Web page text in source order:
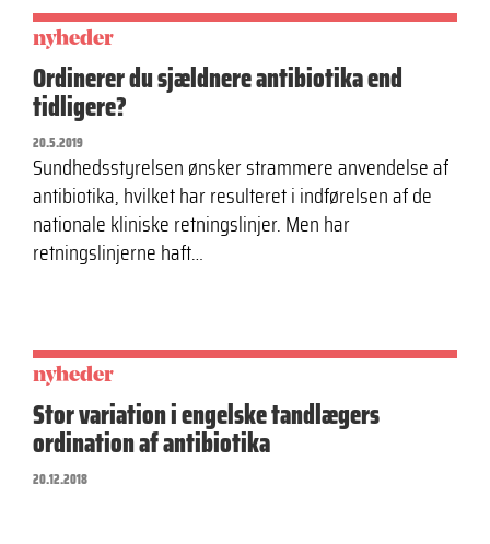
nyheder
Ordinerer du sjældnere antibiotika end
tidligere?
20.5.2019
Sundhedsstyrelsen ønsker strammere anvendelse af
antibiotika, hvilket har resulteret i indførelsen af de
nationale kliniske retningslinjer. Men har
retningslinjerne haft…
nyheder
Stor variation i engelske tandlægers
ordination af antibiotika
20.12.2018